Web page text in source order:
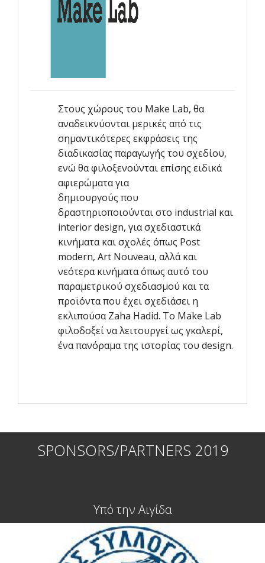
Στους χώρους του Make Lab, θα
αναδεικνύονται μερικές από τις
σημαντικότερες εκφράσεις της
διαδικασίας παραγωγής του σχεδίου,
ενώ θα φιλοξενούνται επίσης ειδικά
αφιερώματα για
δημιουργούς που
δραστηριοποιούνται στο industrial και
interior design, για σχεδιαστικά
κινήματα και σχολές όπως Post
modern, Αrt Νouveau, αλλά και
νεότερα κινήματα όπως αυτό του
παραμετρικού σχεδιασμού και τα
προϊόντα που έχει σχεδιάσει η
εκλιπούσα Zaha Hadid. Το Make Lab
φιλοδοξεί να λειτουργεί ως γκαλερί,
ένα πανόραμα της ιστορίας του design.
SPONSORS/PARTNERS 2019
Υπό την Αιγίδα